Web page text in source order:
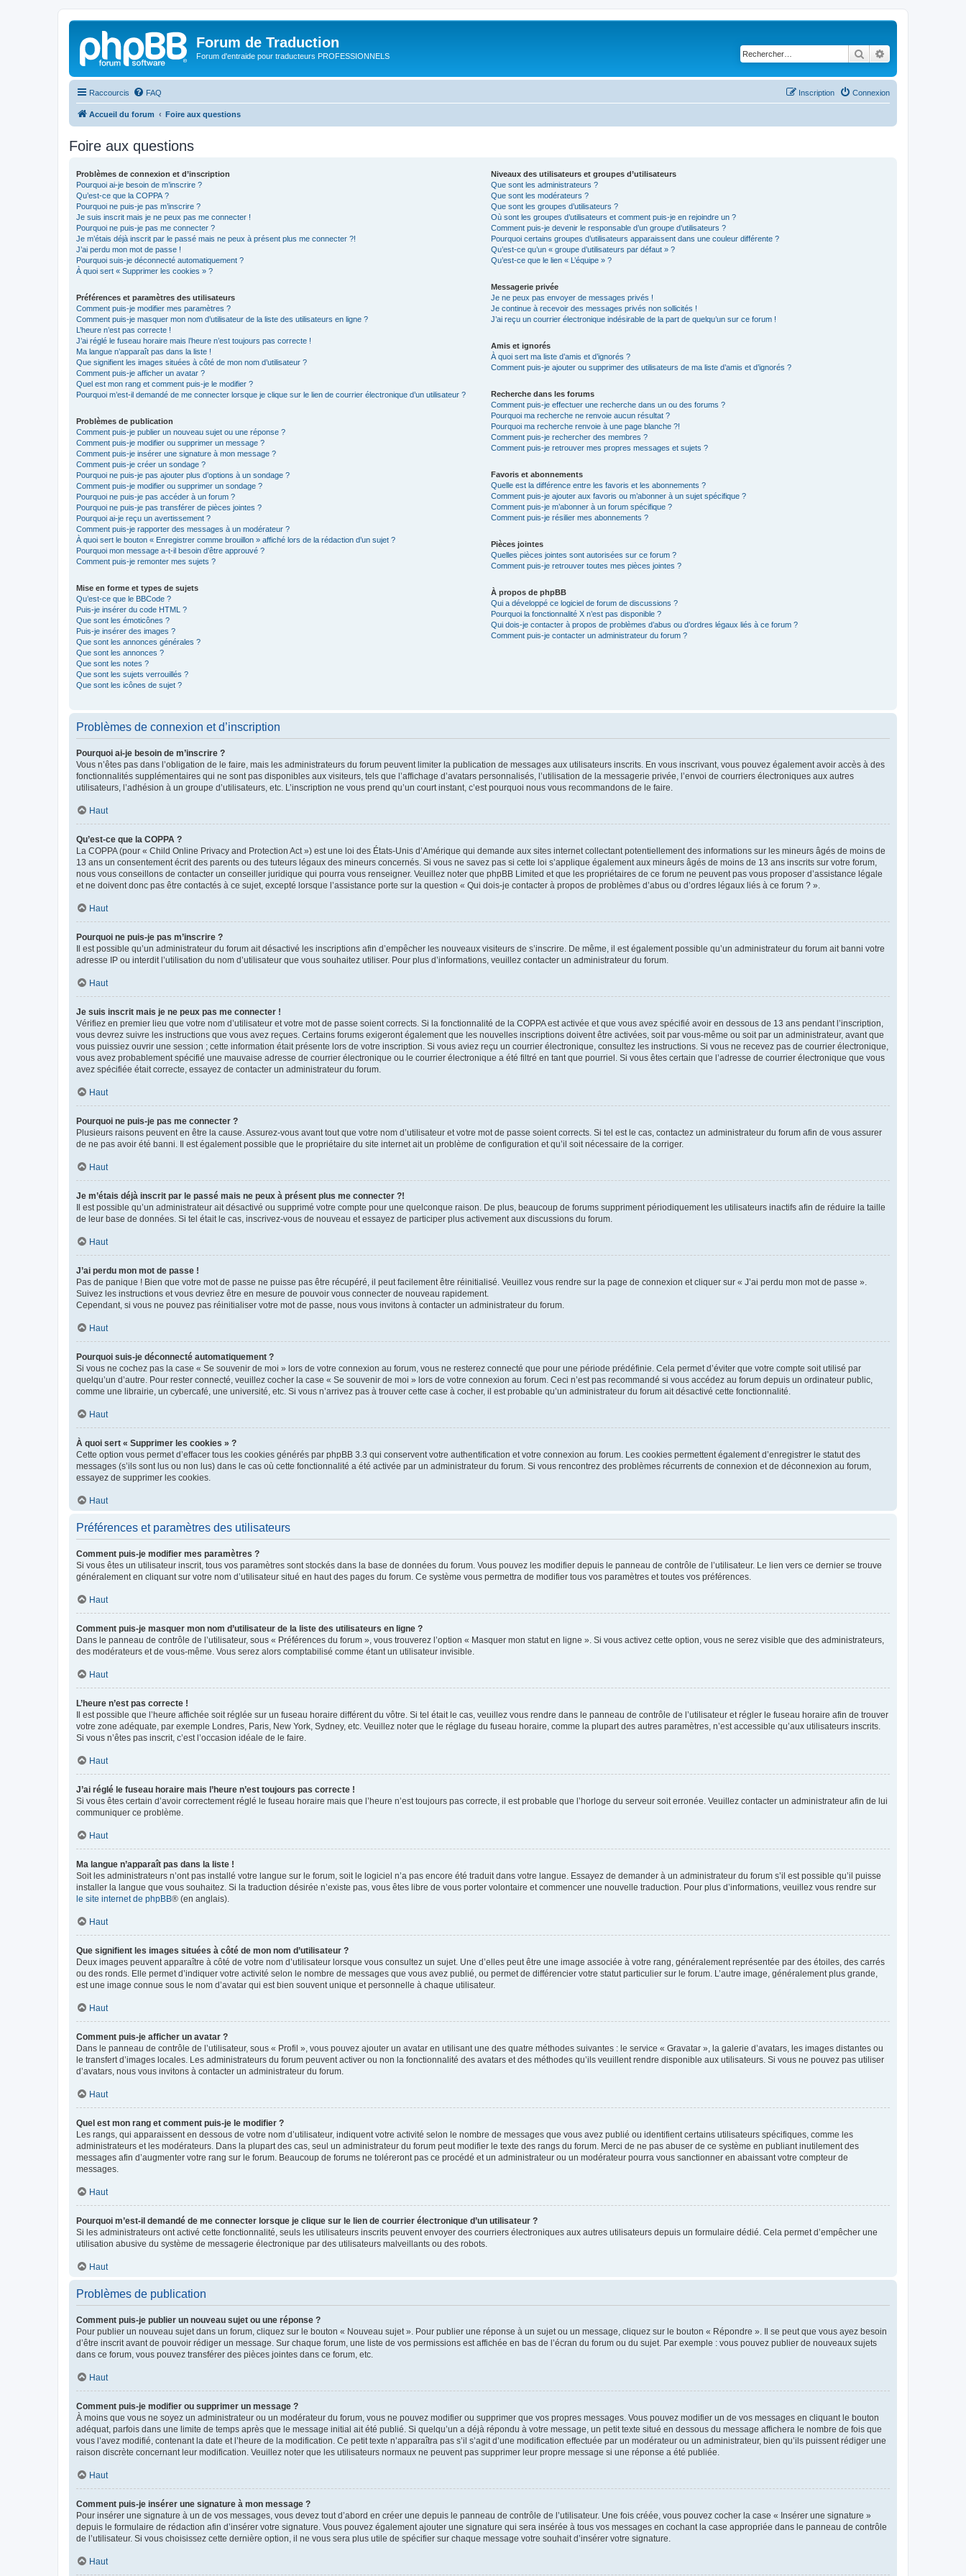
Forum de Traduction
Forum d'entraide pour traducteurs PROFESSIONNELS Rechercher
Raccourcis FAQ Connexion
Inscription
Accueil du forum Foire aux questions
Foire aux questions
Problèmes de connexion et d’inscription
Pourquoi ai-je besoin de m’inscrire ?
Qu’est-ce que la COPPA ?
Pourquoi ne puis-je pas m’inscrire ?
Je suis inscrit mais je ne peux pas me connecter !
Pourquoi ne puis-je pas me connecter ?
Je m’étais déjà inscrit par le passé mais ne peux à présent plus me connecter ?!
J’ai perdu mon mot de passe !
Pourquoi suis-je déconnecté automatiquement ?
À quoi sert « Supprimer les cookies » ?
Préférences et paramètres des utilisateurs
Comment puis-je modifier mes paramètres ?
Comment puis-je masquer mon nom d’utilisateur de la liste des utilisateurs en ligne ?
L’heure n’est pas correcte !
J’ai réglé le fuseau horaire mais l’heure n’est toujours pas correcte !
Ma langue n’apparaît pas dans la liste !
Que signifient les images situées à côté de mon nom d’utilisateur ?
Comment puis-je afficher un avatar ?
Quel est mon rang et comment puis-je le modifier ?
Pourquoi m’est-il demandé de me connecter lorsque je clique sur le lien de courrier électronique d’un utilisateur ?
Problèmes de publication
Comment puis-je publier un nouveau sujet ou une réponse ?
Comment puis-je modifier ou supprimer un message ?
Comment puis-je insérer une signature à mon message ?
Comment puis-je créer un sondage ?
Pourquoi ne puis-je pas ajouter plus d’options à un sondage ?
Comment puis-je modifier ou supprimer un sondage ?
Pourquoi ne puis-je pas accéder à un forum ?
Pourquoi ne puis-je pas transférer de pièces jointes ?
Pourquoi ai-je reçu un avertissement ?
Comment puis-je rapporter des messages à un modérateur ?
À quoi sert le bouton « Enregistrer comme brouillon » affiché lors de la rédaction d’un sujet ?
Pourquoi mon message a-t-il besoin d’être approuvé ?
Comment puis-je remonter mes sujets ?
Mise en forme et types de sujets
Qu’est-ce que le BBCode ?
Puis-je insérer du code HTML ?
Que sont les émoticônes ?
Puis-je insérer des images ?
Que sont les annonces générales ?
Que sont les annonces ?
Que sont les notes ?
Que sont les sujets verrouillés ?
Que sont les icônes de sujet ?
Niveaux des utilisateurs et groupes d’utilisateurs
Que sont les administrateurs ?
Que sont les modérateurs ?
Que sont les groupes d’utilisateurs ?
Où sont les groupes d’utilisateurs et comment puis-je en rejoindre un ?
Comment puis-je devenir le responsable d’un groupe d’utilisateurs ?
Pourquoi certains groupes d’utilisateurs apparaissent dans une couleur différente ?
Qu’est-ce qu’un « groupe d’utilisateurs par défaut » ?
Qu’est-ce que le lien « L’équipe » ?
Messagerie privée
Je ne peux pas envoyer de messages privés !
Je continue à recevoir des messages privés non sollicités !
J’ai reçu un courrier électronique indésirable de la part de quelqu’un sur ce forum !
Amis et ignorés
À quoi sert ma liste d’amis et d’ignorés ?
Comment puis-je ajouter ou supprimer des utilisateurs de ma liste d’amis et d’ignorés ?
Recherche dans les forums
Comment puis-je effectuer une recherche dans un ou des forums ?
Pourquoi ma recherche ne renvoie aucun résultat ?
Pourquoi ma recherche renvoie à une page blanche ?!
Comment puis-je rechercher des membres ?
Comment puis-je retrouver mes propres messages et sujets ?
Favoris et abonnements
Quelle est la différence entre les favoris et les abonnements ?
Comment puis-je ajouter aux favoris ou m’abonner à un sujet spécifique ?
Comment puis-je m’abonner à un forum spécifique ?
Comment puis-je résilier mes abonnements ?
Pièces jointes
Quelles pièces jointes sont autorisées sur ce forum ?
Comment puis-je retrouver toutes mes pièces jointes ?
À propos de phpBB
Qui a développé ce logiciel de forum de discussions ?
Pourquoi la fonctionnalité X n’est pas disponible ?
Qui dois-je contacter à propos de problèmes d’abus ou d’ordres légaux liés à ce forum ?
Comment puis-je contacter un administrateur du forum ?
Problèmes de connexion et d’inscription
Pourquoi ai-je besoin de m’inscrire ?
Vous n’êtes pas dans l’obligation de le faire, mais les administrateurs du forum peuvent limiter la publication de messages aux utilisateurs inscrits. En vous inscrivant, vous pouvez également avoir accès à des
fonctionnalités supplémentaires qui ne sont pas disponibles aux visiteurs, tels que l’affichage d’avatars personnalisés, l’utilisation de la messagerie privée, l’envoi de courriers électroniques aux autres
utilisateurs, l’adhésion à un groupe d’utilisateurs, etc. L’inscription ne vous prend qu’un court instant, c’est pourquoi nous vous recommandons de le faire.
Haut
Qu’est-ce que la COPPA ?
La COPPA (pour « Child Online Privacy and Protection Act ») est une loi des États-Unis d’Amérique qui demande aux sites internet collectant potentiellement des informations sur les mineurs âgés de moins de
13 ans un consentement écrit des parents ou des tuteurs légaux des mineurs concernés. Si vous ne savez pas si cette loi s’applique également aux mineurs âgés de moins de 13 ans inscrits sur votre forum,
nous vous conseillons de contacter un conseiller juridique qui pourra vous renseigner. Veuillez noter que phpBB Limited et que les propriétaires de ce forum ne peuvent pas vous proposer d’assistance légale
et ne doivent donc pas être contactés à ce sujet, excepté lorsque l’assistance porte sur la question « Qui dois-je contacter à propos de problèmes d’abus ou d’ordres légaux liés à ce forum ? ».
Haut
Pourquoi ne puis-je pas m’inscrire ?
Il est possible qu’un administrateur du forum ait désactivé les inscriptions afin d’empêcher les nouveaux visiteurs de s’inscrire. De même, il est également possible qu’un administrateur du forum ait banni votre
adresse IP ou interdit l’utilisation du nom d’utilisateur que vous souhaitez utiliser. Pour plus d’informations, veuillez contacter un administrateur du forum.
Haut
Je suis inscrit mais je ne peux pas me connecter !
Vérifiez en premier lieu que votre nom d’utilisateur et votre mot de passe soient corrects. Si la fonctionnalité de la COPPA est activée et que vous avez spécifié avoir en dessous de 13 ans pendant l’inscription,
vous devrez suivre les instructions que vous avez reçues. Certains forums exigeront également que les nouvelles inscriptions doivent être activées, soit par vous-même ou soit par un administrateur, avant que
vous puissiez ouvrir une session ; cette information était présente lors de votre inscription. Si vous aviez reçu un courrier électronique, consultez les instructions. Si vous ne recevez pas de courrier électronique,
vous avez probablement spécifié une mauvaise adresse de courrier électronique ou le courrier électronique a été filtré en tant que pourriel. Si vous êtes certain que l’adresse de courrier électronique que vous
avez spécifiée était correcte, essayez de contacter un administrateur du forum.
Haut
Pourquoi ne puis-je pas me connecter ?
Plusieurs raisons peuvent en être la cause. Assurez-vous avant tout que votre nom d’utilisateur et votre mot de passe soient corrects. Si tel est le cas, contactez un administrateur du forum afin de vous assurer
de ne pas avoir été banni. Il est également possible que le propriétaire du site internet ait un problème de configuration et qu’il soit nécessaire de la corriger.
Haut
Je m’étais déjà inscrit par le passé mais ne peux à présent plus me connecter ?!
Il est possible qu’un administrateur ait désactivé ou supprimé votre compte pour une quelconque raison. De plus, beaucoup de forums suppriment périodiquement les utilisateurs inactifs afin de réduire la taille
de leur base de données. Si tel était le cas, inscrivez-vous de nouveau et essayez de participer plus activement aux discussions du forum.
Haut
J’ai perdu mon mot de passe !
Pas de panique ! Bien que votre mot de passe ne puisse pas être récupéré, il peut facilement être réinitialisé. Veuillez vous rendre sur la page de connexion et cliquer sur « J’ai perdu mon mot de passe ».
Suivez les instructions et vous devriez être en mesure de pouvoir vous connecter de nouveau rapidement.
Cependant, si vous ne pouvez pas réinitialiser votre mot de passe, nous vous invitons à contacter un administrateur du forum.
Haut
Pourquoi suis-je déconnecté automatiquement ?
Si vous ne cochez pas la case « Se souvenir de moi » lors de votre connexion au forum, vous ne resterez connecté que pour une période prédéfinie. Cela permet d’éviter que votre compte soit utilisé par
quelqu’un d’autre. Pour rester connecté, veuillez cocher la case « Se souvenir de moi » lors de votre connexion au forum. Ceci n’est pas recommandé si vous accédez au forum depuis un ordinateur public,
comme une librairie, un cybercafé, une université, etc. Si vous n’arrivez pas à trouver cette case à cocher, il est probable qu’un administrateur du forum ait désactivé cette fonctionnalité.
Haut
À quoi sert « Supprimer les cookies » ?
Cette option vous permet d’effacer tous les cookies générés par phpBB 3.3 qui conservent votre authentification et votre connexion au forum. Les cookies permettent également d’enregistrer le statut des
messages (s’ils sont lus ou non lus) dans le cas où cette fonctionnalité a été activée par un administrateur du forum. Si vous rencontrez des problèmes récurrents de connexion et de déconnexion au forum,
essayez de supprimer les cookies.
Haut
Préférences et paramètres des utilisateurs
Comment puis-je modifier mes paramètres ?
Si vous êtes un utilisateur inscrit, tous vos paramètres sont stockés dans la base de données du forum. Vous pouvez les modifier depuis le panneau de contrôle de l’utilisateur. Le lien vers ce dernier se trouve
généralement en cliquant sur votre nom d’utilisateur situé en haut des pages du forum. Ce système vous permettra de modifier tous vos paramètres et toutes vos préférences.
Haut
Comment puis-je masquer mon nom d’utilisateur de la liste des utilisateurs en ligne ?
Dans le panneau de contrôle de l’utilisateur, sous « Préférences du forum », vous trouverez l’option « Masquer mon statut en ligne ». Si vous activez cette option, vous ne serez visible que des administrateurs,
des modérateurs et de vous-même. Vous serez alors comptabilisé comme étant un utilisateur invisible.
Haut
L’heure n’est pas correcte !
Il est possible que l’heure affichée soit réglée sur un fuseau horaire différent du vôtre. Si tel était le cas, veuillez vous rendre dans le panneau de contrôle de l’utilisateur et régler le fuseau horaire afin de trouver
votre zone adéquate, par exemple Londres, Paris, New York, Sydney, etc. Veuillez noter que le réglage du fuseau horaire, comme la plupart des autres paramètres, n’est accessible qu’aux utilisateurs inscrits.
Si vous n’êtes pas inscrit, c’est l’occasion idéale de le faire.
Haut
J’ai réglé le fuseau horaire mais l’heure n’est toujours pas correcte !
Si vous êtes certain d’avoir correctement réglé le fuseau horaire mais que l’heure n’est toujours pas correcte, il est probable que l’horloge du serveur soit erronée. Veuillez contacter un administrateur afin de lui
communiquer ce problème.
Haut
Ma langue n’apparaît pas dans la liste !
Soit les administrateurs n’ont pas installé votre langue sur le forum, soit le logiciel n’a pas encore été traduit dans votre langue. Essayez de demander à un administrateur du forum s’il est possible qu’il puisse
installer la langue que vous souhaitez. Si la traduction désirée n’existe pas, vous êtes libre de vous porter volontaire et commencer une nouvelle traduction. Pour plus d’informations, veuillez vous rendre sur
le site internet de phpBB® (en anglais).
Haut
Que signifient les images situées à côté de mon nom d’utilisateur ?
Deux images peuvent apparaître à côté de votre nom d’utilisateur lorsque vous consultez un sujet. Une d’elles peut être une image associée à votre rang, généralement représentée par des étoiles, des carrés
ou des ronds. Elle permet d’indiquer votre activité selon le nombre de messages que vous avez publié, ou permet de différencier votre statut particulier sur le forum. L’autre image, généralement plus grande,
est une image connue sous le nom d’avatar qui est bien souvent unique et personnelle à chaque utilisateur.
Haut
Comment puis-je afficher un avatar ?
Dans le panneau de contrôle de l’utilisateur, sous « Profil », vous pouvez ajouter un avatar en utilisant une des quatre méthodes suivantes : le service « Gravatar », la galerie d’avatars, les images distantes ou
le transfert d’images locales. Les administrateurs du forum peuvent activer ou non la fonctionnalité des avatars et des méthodes qu’ils veuillent rendre disponible aux utilisateurs. Si vous ne pouvez pas utiliser
d’avatars, nous vous invitons à contacter un administrateur du forum.
Haut
Quel est mon rang et comment puis-je le modifier ?
Les rangs, qui apparaissent en dessous de votre nom d’utilisateur, indiquent votre activité selon le nombre de messages que vous avez publié ou identifient certains utilisateurs spécifiques, comme les
administrateurs et les modérateurs. Dans la plupart des cas, seul un administrateur du forum peut modifier le texte des rangs du forum. Merci de ne pas abuser de ce système en publiant inutilement des
messages afin d’augmenter votre rang sur le forum. Beaucoup de forums ne toléreront pas ce procédé et un administrateur ou un modérateur pourra vous sanctionner en abaissant votre compteur de
messages.
Haut
Pourquoi m’est-il demandé de me connecter lorsque je clique sur le lien de courrier électronique d’un utilisateur ?
Si les administrateurs ont activé cette fonctionnalité, seuls les utilisateurs inscrits peuvent envoyer des courriers électroniques aux autres utilisateurs depuis un formulaire dédié. Cela permet d’empêcher une
utilisation abusive du système de messagerie électronique par des utilisateurs malveillants ou des robots.
Haut
Problèmes de publication
Comment puis-je publier un nouveau sujet ou une réponse ?
Pour publier un nouveau sujet dans un forum, cliquez sur le bouton « Nouveau sujet ». Pour publier une réponse à un sujet ou un message, cliquez sur le bouton « Répondre ». Il se peut que vous ayez besoin
d’être inscrit avant de pouvoir rédiger un message. Sur chaque forum, une liste de vos permissions est affichée en bas de l’écran du forum ou du sujet. Par exemple : vous pouvez publier de nouveaux sujets
dans ce forum, vous pouvez transférer des pièces jointes dans ce forum, etc.
Haut
Comment puis-je modifier ou supprimer un message ?
À moins que vous ne soyez un administrateur ou un modérateur du forum, vous ne pouvez modifier ou supprimer que vos propres messages. Vous pouvez modifier un de vos messages en cliquant le bouton
adéquat, parfois dans une limite de temps après que le message initial ait été publié. Si quelqu’un a déjà répondu à votre message, un petit texte situé en dessous du message affichera le nombre de fois que
vous l’avez modifié, contenant la date et l’heure de la modification. Ce petit texte n’apparaîtra pas s’il s’agit d’une modification effectuée par un modérateur ou un administrateur, bien qu’ils puissent rédiger une
raison discrète concernant leur modification. Veuillez noter que les utilisateurs normaux ne peuvent pas supprimer leur propre message si une réponse a été publiée.
Haut
Comment puis-je insérer une signature à mon message ?
Pour insérer une signature à un de vos messages, vous devez tout d’abord en créer une depuis le panneau de contrôle de l’utilisateur. Une fois créée, vous pouvez cocher la case « Insérer une signature »
depuis le formulaire de rédaction afin d’insérer votre signature. Vous pouvez également ajouter une signature qui sera insérée à tous vos messages en cochant la case appropriée dans le panneau de contrôle
de l’utilisateur. Si vous choisissez cette dernière option, il ne vous sera plus utile de spécifier sur chaque message votre souhait d’insérer votre signature.
Haut